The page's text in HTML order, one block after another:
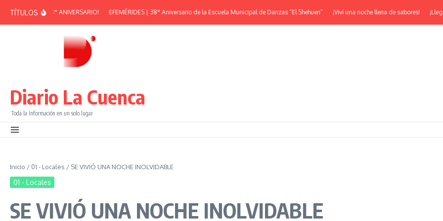
TÍTULOS
PEÑA – 38° ANIVERSARIO! EFEMÉRIDES | 38° Aniversario de la Escuela Municipal de Danzas “El Shehuen” ¡Viví una noche llena de sabores! ¡Llega
Diario La Cuenca
Toda la Información en un solo lugar
Inicio / 01 - Locales / SE VIVIÓ UNA NOCHE INOLVIDABLE
01 - Locales
SE VIVIÓ UNA NOCHE INOLVIDABLE